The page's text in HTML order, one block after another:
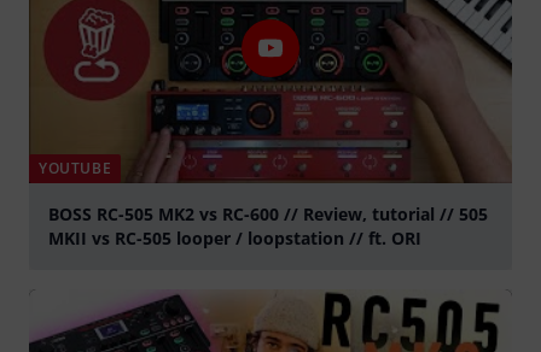
YOUTUBE
BOSS RC-505 MK2 vs RC-600 // Review, tutorial // 505
MKII vs RC-505 looper / loopstation // ft. ORI